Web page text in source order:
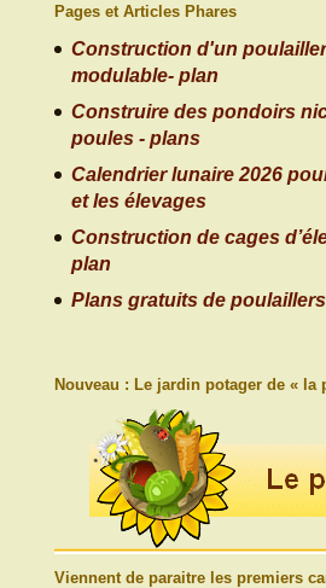
Pages et Articles Phares
Construction d'un
modulable- plan
Construire des pondoirs
poules - plans
Calendrier lunaire 2026
et les élevages
Construction de cages
plan
Plans gratuits de
Nouveau : Le jardin potager de « la
Viennent de paraitre les premiers